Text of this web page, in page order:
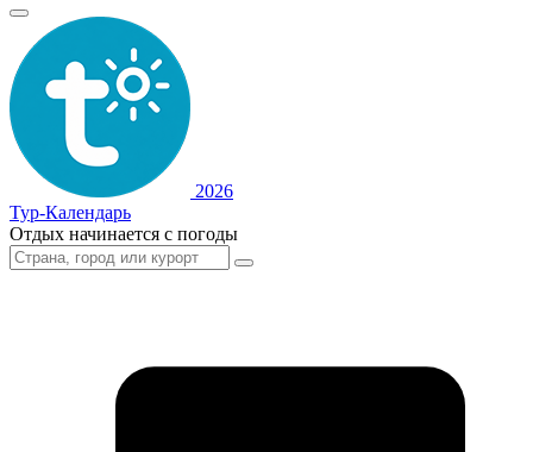
2026
Тур-Календарь
Отдых начинается с погоды